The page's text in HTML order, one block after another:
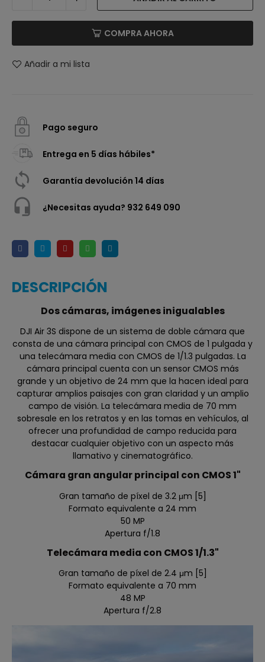
COMPRA AHORA
Añadir a mi lista
Pago seguro
Entrega en 5 días hábiles*
Garantía devolución 14 días
¿Necesitas ayuda? 932 649 090
DESCRIPCIÓN
Dos cámaras, imágenes inigualables
DJI Air 3S dispone de un sistema de doble cámara que
consta de una cámara principal con CMOS de 1 pulgada y
una telecámara media con CMOS de 1/1.3 pulgadas. La
cámara principal cuenta con un sensor CMOS más
grande y un objetivo de 24 mm que la hacen ideal para
capturar amplios paisajes con gran claridad y un amplio
campo de visión. La telecámara media de 70 mm
sobresale en los retratos y en las tomas en vehículos, al
ofrecer una profundidad de campo reducida para
destacar cualquier objetivo con un aspecto más
llamativo y cinematográfico.
Cámara gran angular principal con CMOS 1"
Gran tamaño de píxel de 3.2 μm [5]
Formato equivalente a 24 mm
50 MP
Apertura f/1.8
Telecámara media con CMOS 1/1.3"
Gran tamaño de píxel de 2.4 μm [5]
Formato equivalente a 70 mm
48 MP
Apertura f/2.8